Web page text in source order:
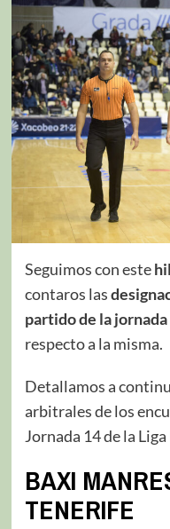
Seguimos con este
contaros las
partidode la jornada
respecto a la misma.
Detallamos a
arbitrales de los
Jornada 14 de la
BAXI
TENERIFE